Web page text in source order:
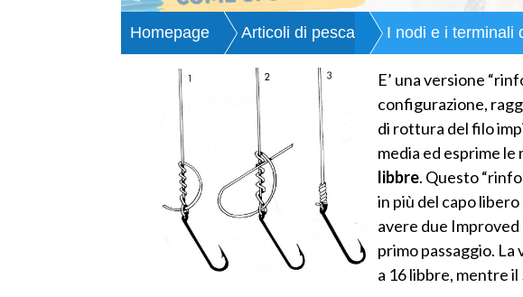
Homepage Articoli di pesca I nodi e i terminali
E’ una versione
configurazione,
di rottura del filo
media ed esprime
libbre. Questo
in più del capo
avere due
primo passaggio.
a 16 libbre, mentre il